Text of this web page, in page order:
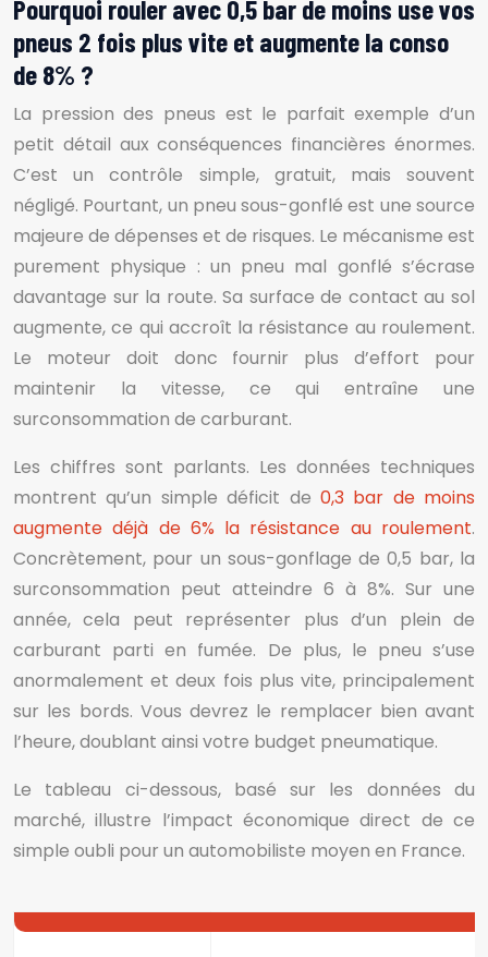
Pourquoi rouler avec 0,5 bar de moins use vos
pneus 2 fois plus vite et augmente la conso
de 8% ?
La pression des pneus est le parfait exemple d’un
petit détail aux conséquences financières énormes.
C’est un contrôle simple, gratuit, mais souvent
négligé. Pourtant, un pneu sous-gonflé est une source
majeure de dépenses et de risques. Le mécanisme est
purement physique : un pneu mal gonflé s’écrase
davantage sur la route. Sa surface de contact au sol
augmente, ce qui accroît la résistance au roulement.
Le moteur doit donc fournir plus d’effort pour
maintenir la vitesse, ce qui entraîne une
surconsommation de carburant.
Les chiffres sont parlants. Les données techniques
montrent qu’un simple déficit de 0,3 bar de moins
augmente déjà de 6% la résistance au roulement.
Concrètement, pour un sous-gonflage de 0,5 bar, la
surconsommation peut atteindre 6 à 8%. Sur une
année, cela peut représenter plus d’un plein de
carburant parti en fumée. De plus, le pneu s’use
anormalement et deux fois plus vite, principalement
sur les bords. Vous devrez le remplacer bien avant
l’heure, doublant ainsi votre budget pneumatique.
Le tableau ci-dessous, basé sur les données du
marché, illustre l’impact économique direct de ce
simple oubli pour un automobiliste moyen en France.